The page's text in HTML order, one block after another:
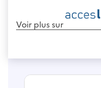
Voir plus sur